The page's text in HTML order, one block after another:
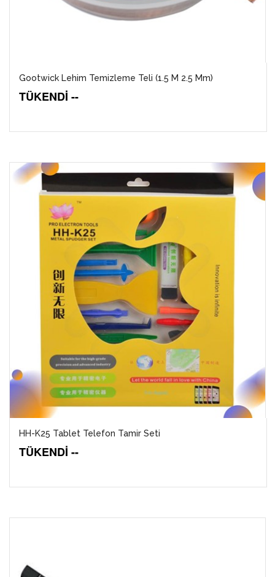
Gootwick Lehim Temizleme Teli (1.5 M 2.5 Mm)
TÜKENDİ --
HH-K25 Tablet Telefon Tamir Seti
TÜKENDİ --